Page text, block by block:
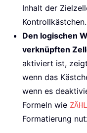
Inhalt der
Kontrollkästchen.
Den logischen
verknüpften
aktiviert ist,
wenn das
wenn es
Formeln wie
Formatierung